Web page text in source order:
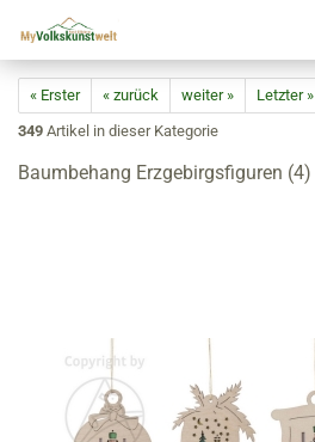
« Erster « zurück weiter »
Letzter »
349 Artikel in dieser Kategorie
Baumbehang Erzgebirgsfiguren (4)